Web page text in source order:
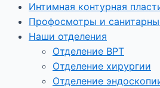
Интимная контурная
Профосмотры и
Наши отделения
Отделение ВРТ
Отделение хирургии
Отделение